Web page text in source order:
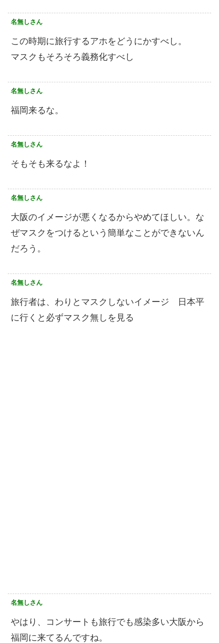
名無しさん
この時期に旅行するアホをどうにかすべし。
マスクもそろそろ義務化すべし
名無しさん
福岡来るな。
名無しさん
そもそも来るなよ！
名無しさん
大阪のイメージが悪くなるからやめてほしい。な
ぜマスクをつけるという簡単なことができないん
だろう。
名無しさん
旅行者は、わりとマスクしないイメージ 日本平
に行くと必ずマスク無しを見る
名無しさん
やはり、コンサートも旅行でも感染多い大阪から
福岡に来てるんですね。